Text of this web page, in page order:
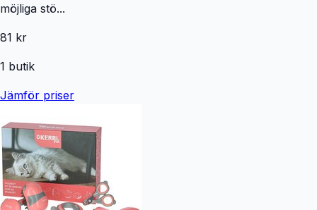
möjliga stö...
81 kr
1 butik
Jämför priser